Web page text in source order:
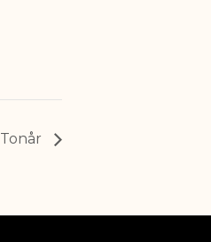
Tonår